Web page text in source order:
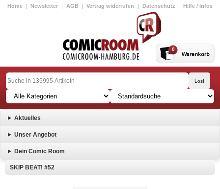
Home | Newsletter | AGB | Vertrag widerrufen | Datenschutz | Hilfe / Infos
0
Aktuelles
Unser Angebot
Dein Comic Room
SKIP BEAT! #52